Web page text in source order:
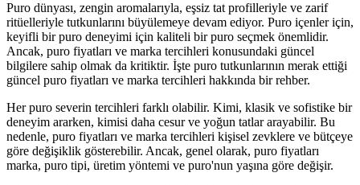
Puro dünyası, zengin aromalarıyla, eşsiz tat profilleriyle ve zarif
ritüelleriyle tutkunlarını büyülemeye devam ediyor. Puro içenler için,
keyifli bir puro deneyimi için kaliteli bir puro seçmek önemlidir.
Ancak, puro fiyatları ve marka tercihleri konusundaki güncel
bilgilere sahip olmak da kritiktir. İşte puro tutkunlarının merak ettiği
güncel puro fiyatları ve marka tercihleri hakkında bir rehber.
Her puro severin tercihleri farklı olabilir. Kimi, klasik ve sofistike bir
deneyim ararken, kimisi daha cesur ve yoğun tatlar arayabilir. Bu
nedenle, puro fiyatları ve marka tercihleri kişisel zevklere ve bütçeye
göre değişiklik gösterebilir. Ancak, genel olarak, puro fiyatları
marka, puro tipi, üretim yöntemi ve puro'nun yaşına göre değişir.